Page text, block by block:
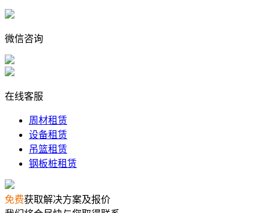
微信咨询
在线客服
周材租赁
设备租赁
吊篮租赁
钢板桩租赁
免费获取解决方案及报价